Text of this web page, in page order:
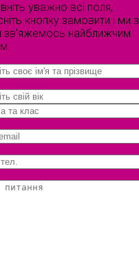
уважно всі поля,
кнопку замовити і ми з
зв'яжемось найближчим